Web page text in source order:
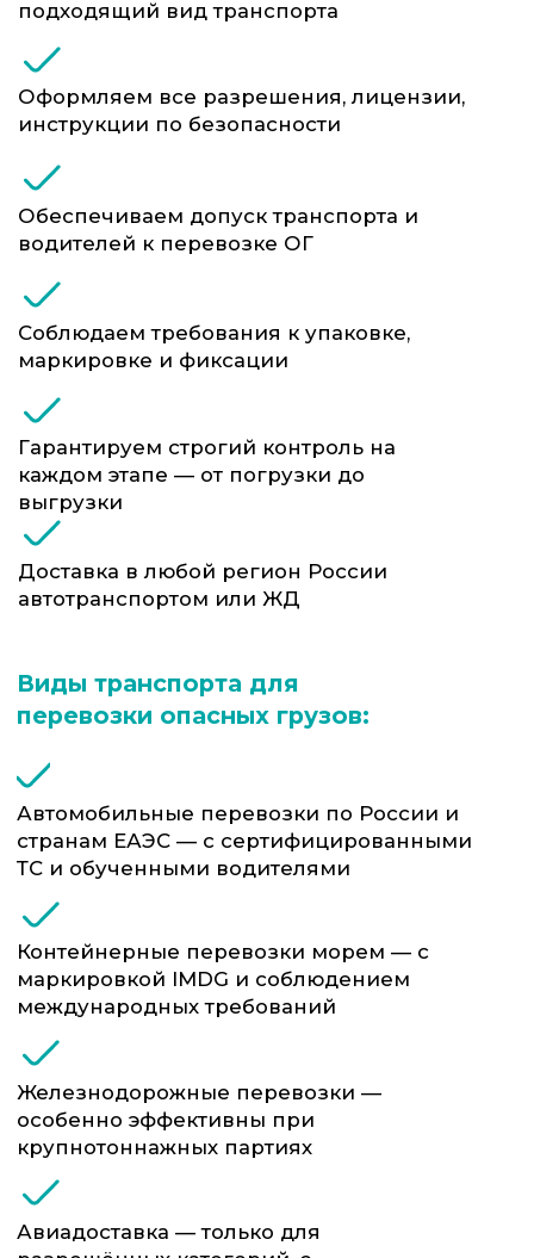
Авиадоставка — только для
разрешённых категорий, с
предварительным согласованием
Железнодорожные перевозки —
особенно эффективны при
крупнотоннажных партиях
международных требований